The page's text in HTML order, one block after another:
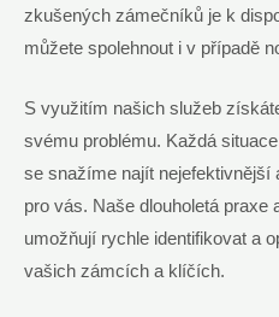
zkušených⁣ zámečníků je k
můžete spolehnout‌ i v případě
S ⁤využitím‌ našich služeb
svému problému. Každá⁤
se snažíme najít nejefektivnější
⁣pro⁤ vás. Naše dlouholetá praxe
umožňují ​rychle identifikovat⁣ a
vašich zámcích a klíčích.